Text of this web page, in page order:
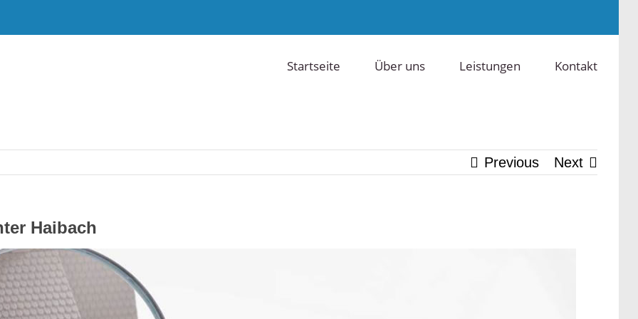
Startseite Über uns Leistungen Kontakt
Previous Next
Haibach